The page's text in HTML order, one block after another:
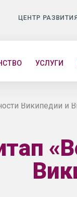
ЦЕНТР
УСЛУГИ
Википедии и